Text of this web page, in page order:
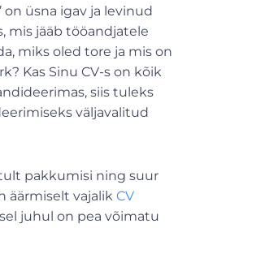
on üsna igav ja levinud
mis jääb tööandjatele
miks oled tore ja mis on
Kas Sinu CV-s on kõik
siis tuleks
väljavalitud
pakkumisi ning suur
äärmiselt vajalik CV
juhul on pea võimatu